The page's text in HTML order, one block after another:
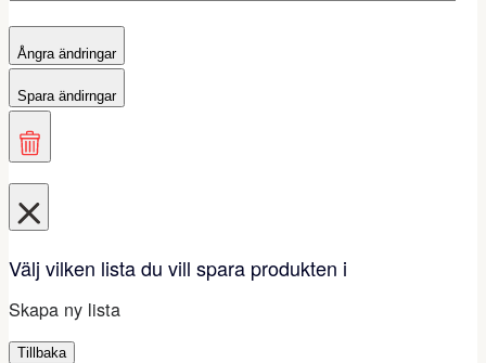
Ångra ändringar
Spara ändirngar
Välj vilken lista du vill spara produkten i
Skapa ny lista
Tillbaka